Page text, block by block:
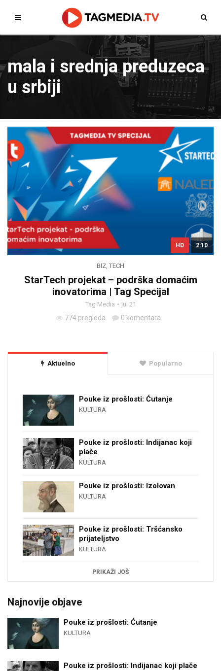
mala i srednja preduzeca
u srbiji
HD 2:10
BIZ, TECH
StarTech projekat – podrška domaćim
inovatorima | Tag Specijal
Tag Media jul 21
774 pregleda 0 komentara
Aktuelno Popularno
Pouke iz prošlosti: Ćutanje
KULTURA
Pouke iz prošlosti: Indijanac koji
plače
KULTURA
Pouke iz prošlosti: Izolovan
KULTURA
Pouke iz prošlosti: Tršćansko
prijateljstvo
KULTURA
PRIKAŽI JOŠ
Najnovije objave
Pouke iz prošlosti: Ćutanje
KULTURA
Pouke iz prošlosti: Indijanac koji plače